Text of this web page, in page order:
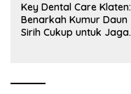
Key Dental Care Klaten:
Benarkah Kumur Daun
Sirih Cukup untuk Jaga